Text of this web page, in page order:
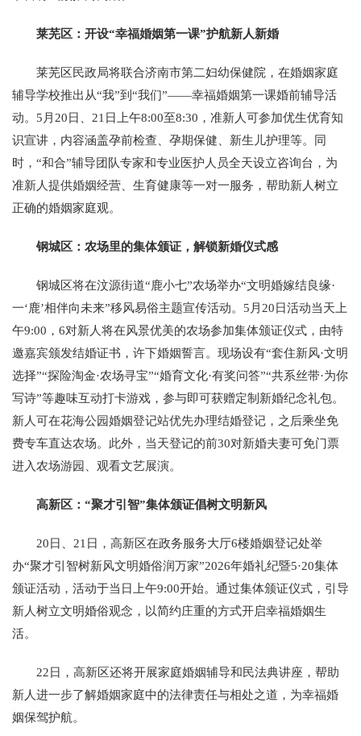
莱芜区：开设“幸福婚姻第一课”护航新人新婚
莱芜区民政局将联合济南市第二妇幼保健院，在婚姻家庭
辅导学校推出从“我”到“我们”——幸福婚姻第一课婚前辅导活
动。5月20日、21日上午8:00至8:30，准新人可参加优生优育知
识宣讲，内容涵盖孕前检查、孕期保健、新生儿护理等。同
时，“和合”辅导团队专家和专业医护人员全天设立咨询台，为
准新人提供婚姻经营、生育健康等一对一服务，帮助新人树立
正确的婚姻家庭观。
钢城区：农场里的集体颁证，解锁新婚仪式感
钢城区将在汶源街道“鹿小七”农场举办“文明婚嫁结良缘·
一‘鹿’相伴向未来”移风易俗主题宣传活动。5月20日活动当天上
午9:00，6对新人将在风景优美的农场参加集体颁证仪式，由特
邀嘉宾颁发结婚证书，许下婚姻誓言。现场设有“套住新风·文明
选择”“探险淘金·农场寻宝”“婚育文化·有奖问答”“共系丝带·为你
写诗”等趣味互动打卡游戏，参与即可获赠定制新婚纪念礼包。
新人可在花海公园婚姻登记站优先办理结婚登记，之后乘坐免
费专车直达农场。此外，当天登记的前30对新婚夫妻可免门票
进入农场游园、观看文艺展演。
高新区：“聚才引智”集体颁证倡树文明新风
20日、21日，高新区在政务服务大厅6楼婚姻登记处举
办“聚才引智树新风文明婚俗润万家”2026年婚礼纪暨5·20集体
颁证活动，活动于当日上午9:00开始。通过集体颁证仪式，引导
新人树立文明婚俗观念，以简约庄重的方式开启幸福婚姻生
活。
22日，高新区还将开展家庭婚姻辅导和民法典讲座，帮助
新人进一步了解婚姻家庭中的法律责任与相处之道，为幸福婚
姻保驾护航。